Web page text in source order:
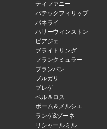
ティファニー
パテックフィリップ
パネライ
ハリーウィンストン
ピアジェ
ブライトリング
フランクミュラー
ブランパン
ブルガリ
ブレゲ
ベル＆ロス
ボーム＆メルシエ
ランゲ&ゾーネ
リシャールミル